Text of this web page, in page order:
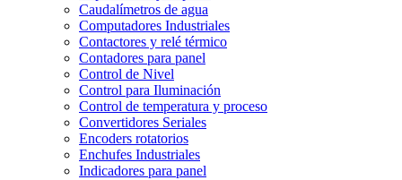
Caudalímetros de agua
Computadores Industriales
Contactores y relé térmico
Contadores para panel
Control de Nivel
Control para Iluminación
Control de temperatura y proceso
Convertidores Seriales
Encoders rotatorios
Enchufes Industriales
Indicadores para panel